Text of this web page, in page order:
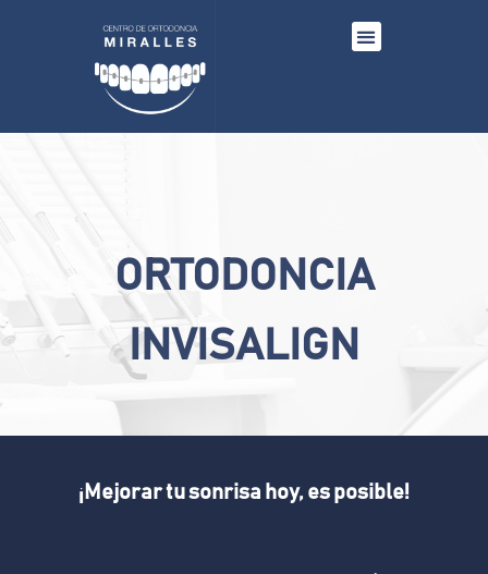
ORTODONCIA
INVISALIGN
¡Mejorar tu sonrisa hoy, es posible!